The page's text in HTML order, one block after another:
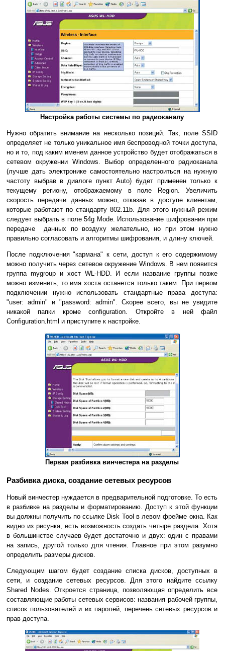
Настройка работы системы по радиоканалу
Нужно обратить внимание на несколько позиций. Так, поле SSID
определяет не только уникальное имя беспроводной точки доступа,
но и то, под каким именем данное устройство будет отображаться в
сетевом окружении Windows. Выбор определенного радиоканала
(лучше дать электронике самостоятельно настроиться на нужную
частоту выбрав в диалоге пункт Auto) будет применен только к
текущему региону, отображаемому в поле Region. Увеличить
скорость передачи данных можно, отказав в доступе клиентам,
которые работают по стандарту 802.11b. Для этого нужный режим
следует выбрать в поле 54g Mode. Использование шифрования при
передаче данных по воздуху желательно, но при этом нужно
правильно согласовать и алгоритмы шифрования, и длину ключей.
После подключения "кармана" к сети, доступ к его содержимому
можно получить через сетевое окружение Windows. В нем появится
группа mygroup и хост WL-HDD. И если название группы позже
можно изменить, то имя хоста останется только таким. При первом
подключении нужно использовать стандартные права доступа:
"user: admin" и "password: admin". Скорее всего, вы не увидите
никакой папки кроме configuration. Откройте в ней файл
Configuration.html и приступите к настройке.
Первая разбивка винчестера на разделы
Разбивка диска, создание сетевых ресурсов
Новый винчестер нуждается в предварительной подготовке. То есть
в разбивке на разделы и форматированию. Доступ к этой функции
вы должны получить по ссылке Disk Tool в левом фрейме окна. Как
видно из рисунка, есть возможность создать четыре раздела. Хотя
в большинстве случаев будет достаточно и двух: один с правами
на запись, другой только для чтения. Главное при этом разумно
определить размеры дисков.
Следующим шагом будет создание списка дисков, доступных в
сети, и создание сетевых ресурсов. Для этого найдите ссылку
Shared Nodes. Откроется страница, позволяющая определить все
составляющие работы сетевых сервисов: названия рабочей группы,
список пользователей и их паролей, перечень сетевых ресурсов и
прав доступа.